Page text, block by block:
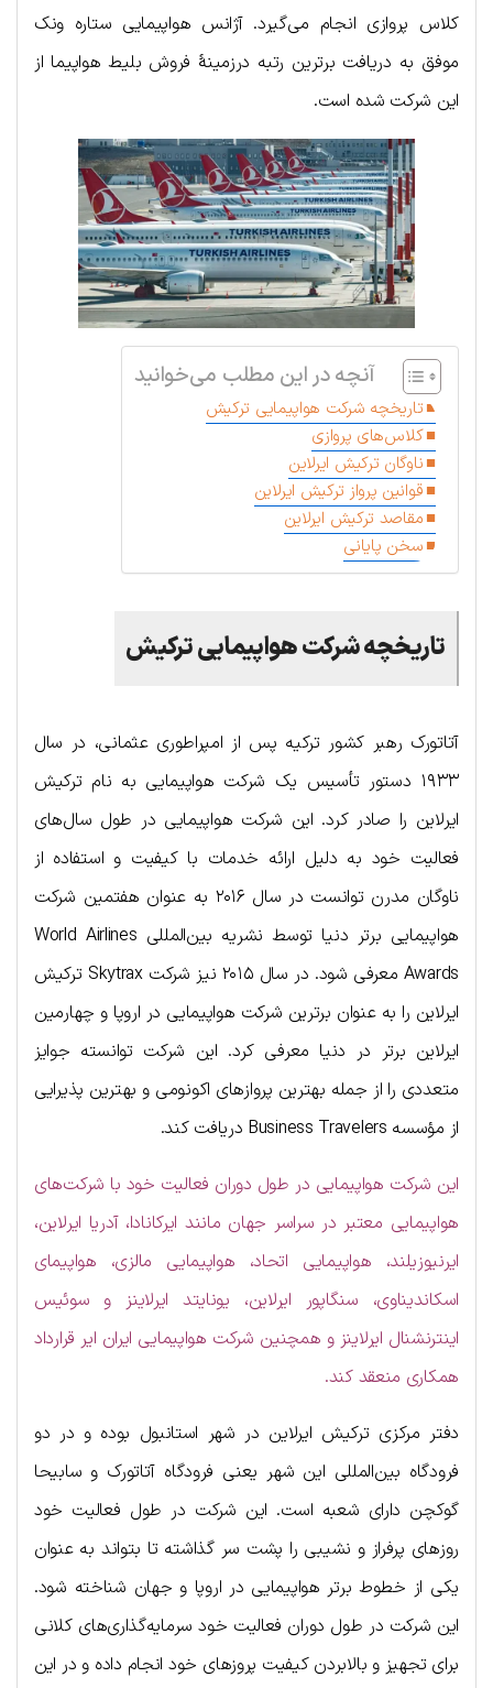
کلاس پروازی انجام می‌گیرد. آژانس هواپیمایی ستاره ونک
موفق به دریافت برترین رتبه درزمینهٔ فروش بلیط هواپیما از
این شرکت شده است.
آنچه در این مطلب می‌خوانید
تاریخچه شرکت هواپیمایی ترکیش
کلاس‌های پروازی
ناوگان ترکیش ایرلاین
قوانین پرواز ترکیش ایرلاین
مقاصد ترکیش ایرلاین
سخن پایانی
تاریخچه شرکت هواپیمایی ترکیش
آتاتورک رهبر کشور ترکیه پس از امپراطوری عثمانی، در سال
۱۹۳۳ دستور تأسیس یک شرکت هواپیمایی به نام ترکیش
ایرلاین را صادر کرد. این شرکت هواپیمایی در طول سال‌های
فعالیت خود به دلیل ارائه خدمات با کیفیت و استفاده از
ناوگان مدرن توانست در سال ۲۰۱۶ به عنوان هفتمین شرکت
هواپیمایی برتر دنیا توسط نشریه بین‌المللی World Airlines
Awards معرفی شود. در سال ۲۰۱۵ نیز شرکت Skytrax ترکیش
ایرلاین را به عنوان برترین شرکت هواپیمایی در اروپا و چهارمین
ایرلاین برتر در دنیا معرفی کرد. این شرکت توانسته جوایز
متعددی را از جمله بهترین پروازهای اکونومی و بهترین پذیرایی
از مؤسسه Business Travelers دریافت کند.
این شرکت هواپیمایی در طول دوران فعالیت خود با شرکت‌های
هواپیمایی معتبر در سراسر جهان مانند ایرکانادا، آدریا ایرلاین،
ایرنیوزیلند، هواپیمایی اتحاد، هواپیمایی مالزی، هواپیمای
اسکاندیناوی، سنگاپور ایرلاین، یونایتد ایرلاینز و سوئیس
اینترنشنال ایرلاینز و همچنین شرکت هواپیمایی ایران ایر قرارداد
همکاری منعقد کند.
دفتر مرکزی ترکیش ایرلاین در شهر استانبول بوده و در دو
فرودگاه بین‌المللی این شهر یعنی فرودگاه آتاتورک و سابیحا
گوکچن دارای شعبه است. این شرکت در طول فعالیت خود
روزهای پرفراز و نشیبی را پشت سر گذاشته تا بتواند به عنوان
یکی از خطوط برتر هواپیمایی در اروپا و جهان شناخته شود.
این شرکت در طول دوران فعالیت خود سرمایه‌گذاری‌های کلانی
برای تجهیز و بالابردن کیفیت پروزهای خود انجام داده و در این